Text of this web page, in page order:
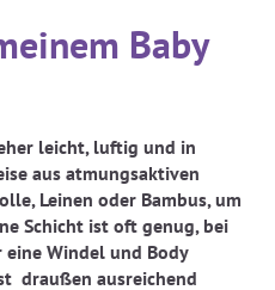
Finden
Baby
leicht, luftig und in
aus atmungsaktiven
Leinen oder Bambus, um
Schicht ist oft genug, bei
Windel und Body
draußen ausreichend